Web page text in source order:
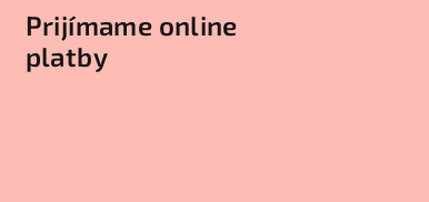
Prijímame online
platby